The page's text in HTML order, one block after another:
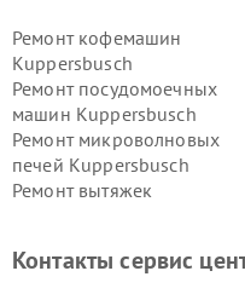
Ремонт кофемашин
Kuppersbusch
Ремонт посудомоечных
машин Kuppersbusch
Ремонт микроволновых
печей Kuppersbusch
Ремонт вытяжек
Kuppersbusch
Контакты сервис